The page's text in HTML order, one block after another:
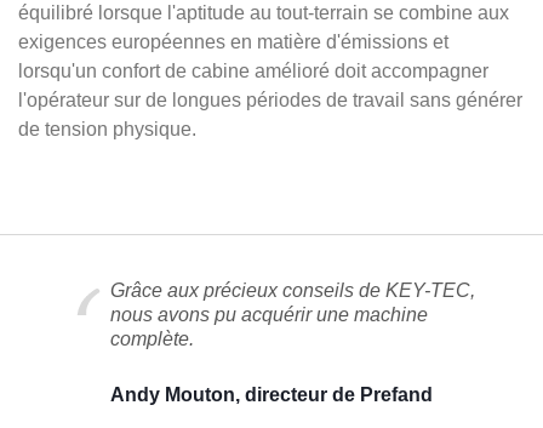
équilibré lorsque l'aptitude au tout-terrain se combine aux
exigences européennes en matière d'émissions et
lorsqu'un confort de cabine amélioré doit accompagner
l'opérateur sur de longues périodes de travail sans générer
de tension physique.
Grâce aux précieux conseils de KEY-TEC,
nous avons pu acquérir une machine
complète.
Andy Mouton, directeur de Prefand